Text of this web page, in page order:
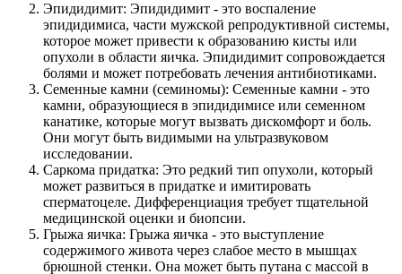
Эпидидимит: Эпидидимит - это воспаление
эпидидимиса, части мужской репродуктивной системы,
которое может привести к образованию кисты или
опухоли в области яичка. Эпидидимит сопровождается
болями и может потребовать лечения антибиотиками.
Семенные камни (семиномы): Семенные камни - это
камни, образующиеся в эпидидимисе или семенном
канатике, которые могут вызвать дискомфорт и боль.
Они могут быть видимыми на ультразвуковом
исследовании.
Саркома придатка: Это редкий тип опухоли, который
может развиться в придатке и имитировать
сперматоцеле. Дифференциация требует тщательной
медицинской оценки и биопсии.
Грыжа яичка: Грыжа яичка - это выступление
содержимого живота через слабое место в мышцах
брюшной стенки. Она может быть путана с массой в